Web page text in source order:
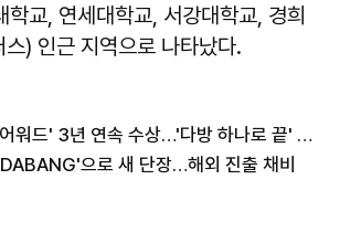
학교, 연세대학교, 서강대학교, 경희
) 인근 지역으로 나타났다.
다방, '맥스서밋 어워드' 3년 연속 수상…'다방 하나로 끝' 캠페인 통했다
으로 새 단장…해외 진출 채비